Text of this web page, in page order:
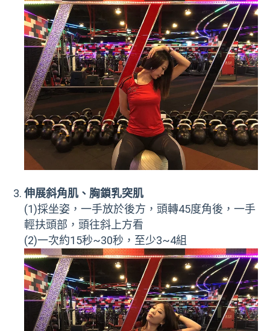
伸展斜角肌、胸鎖乳突肌
(1)採坐姿，一手放於後方，頭轉45度角後，一手
輕扶頭部，頭往斜上方看
(2)一次約15秒~30秒，至少3~4組